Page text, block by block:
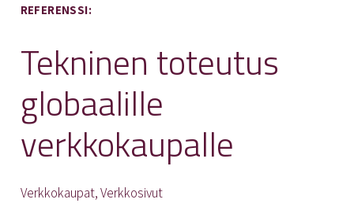
REFERENSSI:
Tekninen toteutus
globaalille
verkkokaupalle
Verkkokaupat, Verkkosivut